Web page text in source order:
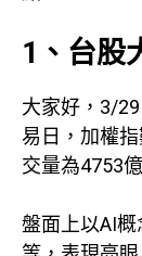
1、台股
大家好，3/
易日，加權
交量為4753
盤面上以AI